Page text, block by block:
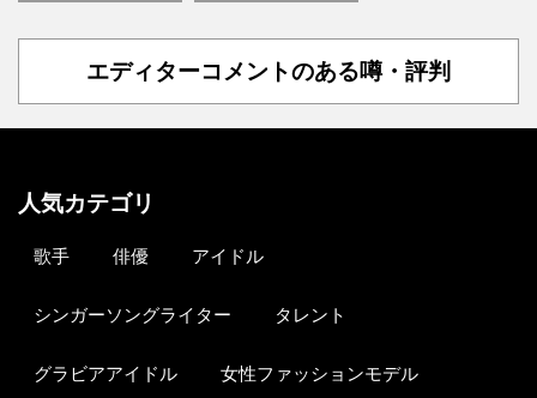
エディターコメントのある噂・評判
人気カテゴリ
歌手 俳優 アイドル
シンガーソングライター タレント
グラビアアイドル 女性ファッションモデル